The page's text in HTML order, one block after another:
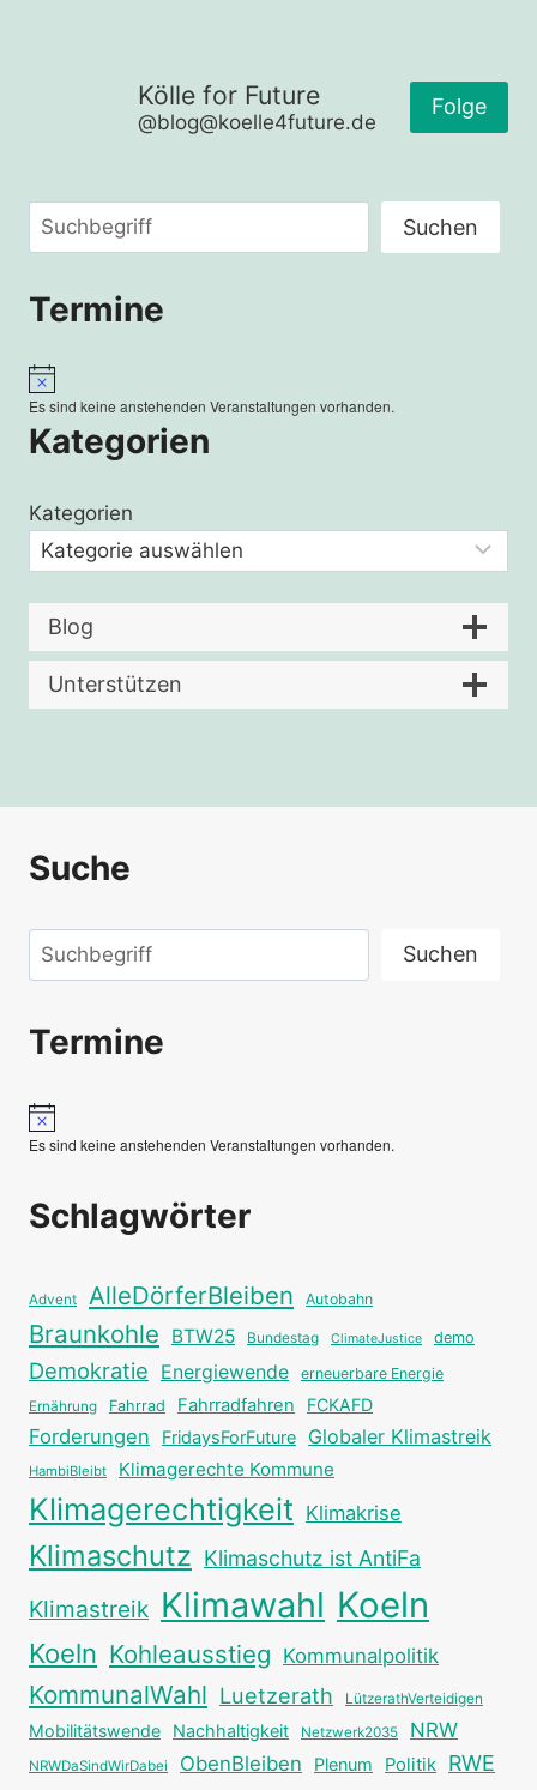
Kölle for Future
@blog@koelle4future.de
Folge
Suchen Suchen
Termine
Hinweis
Es sind keine anstehenden Veranstaltungen vorhanden.
Kategorien
Kategorien
Blog
Unterstützen
Suche
Suchen Suchen
Termine
Hinweis
Es sind keine anstehenden Veranstaltungen vorhanden.
Schlagwörter
Advent AlleDörferBleiben Autobahn
Braunkohle BTW25 Bundestag ClimateJustice demo
Demokratie Energiewende erneuerbare Energie
Ernährung Fahrrad Fahrradfahren FCKAFD
Forderungen FridaysForFuture Globaler Klimastreik
HambiBleibt Klimagerechte Kommune
Klimagerechtigkeit Klimakrise
Klimaschutz Klimaschutz ist AntiFa
Klimastreik Klimawahl Koeln
Koeln Kohleausstieg Kommunalpolitik
KommunalWahl Luetzerath LützerathVerteidigen
Mobilitätswende Nachhaltigkeit Netzwerk2035 NRW
NRWDaSindWirDabei ObenBleiben Plenum Politik RWE